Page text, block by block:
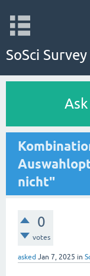
SoSci
nicht"
0
votes
asked Jan 7, 2025 in